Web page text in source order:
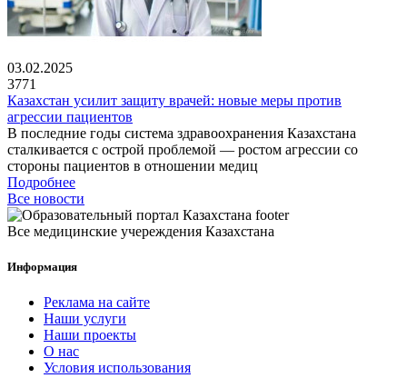
03.02.2025
3771
Казахстан усилит защиту врачей: новые меры против
агрессии пациентов
В последние годы система здравоохранения Казахстана
сталкивается с острой проблемой — ростом агрессии со
стороны пациентов в отношении медиц
Подробнее
Все новости
Все медицинские учереждения Казахстана
Информация
Реклама на сайте
Наши услуги
Наши проекты
О нас
Условия использования